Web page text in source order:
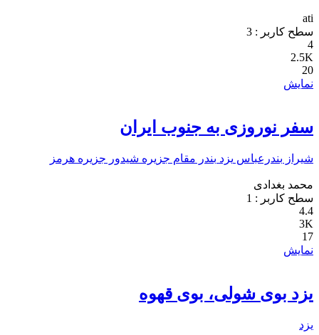
ati
سطح کاربر : 3
4
2.5K
20
نمایش
سفر نوروزی به جنوب ایران
شیراز بندرعباس یزد بندر مقام جزیره شیدور جزیره هرمز
محمد بغدادی
سطح کاربر : 1
4.4
3K
17
نمایش
يزد بوی شولی، بوی قهوه
یزد